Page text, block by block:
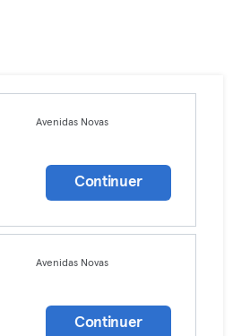
Avenidas Novas
Continuer
Avenidas Novas
Continuer